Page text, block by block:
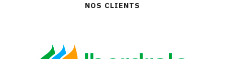
NOS CLIENTS